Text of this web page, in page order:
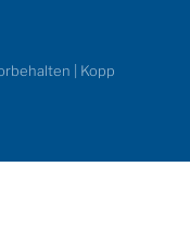
| Kopp